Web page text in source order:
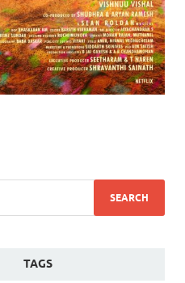
TAGS